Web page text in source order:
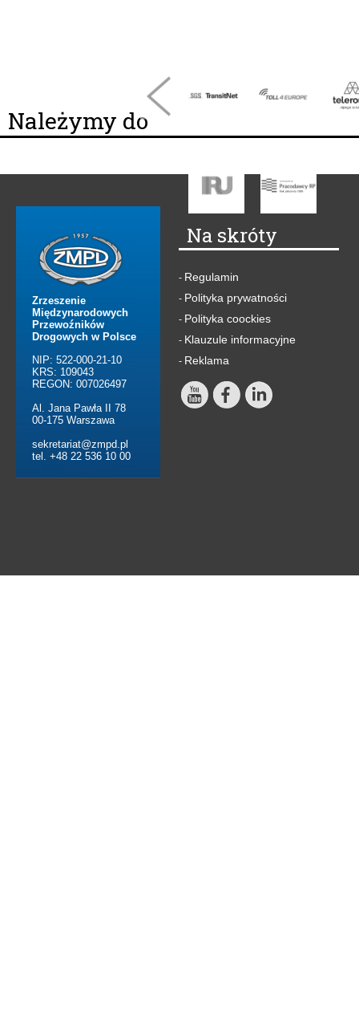
Należymy do
Zrzeszenie
Międzynarodowych
Przewoźników
Drogowych w Polsce
NIP: 522-000-21-10
KRS: 109043
REGON: 007026497
Al. Jana Pawła II 78
00-175 Warszawa
sekretariat@zmpd.pl
tel. +48 22 536 10 00
Na skróty
- Regulamin
- Polityka prywatności
- Polityka coockies
- Klauzule informacyjne
- Reklama